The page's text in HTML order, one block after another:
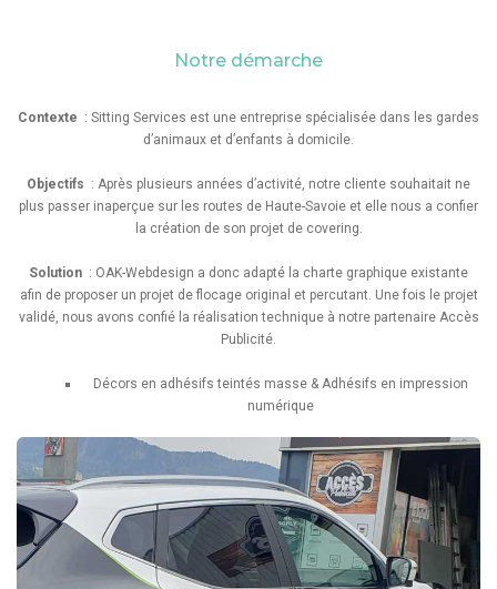
Notre démarche
Contexte : Sitting Services est une entreprise spécialisée dans les gardes
d’animaux et d’enfants à domicile.
Objectifs : Après plusieurs années d’activité, notre cliente souhaitait ne
plus passer inaperçue sur les routes de Haute-Savoie et elle nous a confier
la création de son projet de covering.
Solution : OAK-Webdesign a donc adapté la charte graphique existante
afin de proposer un projet de flocage original et percutant. Une fois le projet
validé, nous avons confié la réalisation technique à notre partenaire Accès
Publicité.
Décors en adhésifs teintés masse & Adhésifs en impression
numérique